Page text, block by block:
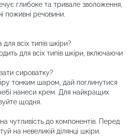
глибоке та тривале зволоження,
поживні речовини.
всіх типів шкіри?
для всіх типів шкіри, включаючи
сироватку?
тонким шаром, дай поглинутися
нанеси крем. Для найкращих
щодня.
чутливість до компонентів. Перед
на невеликій ділянці шкіри.